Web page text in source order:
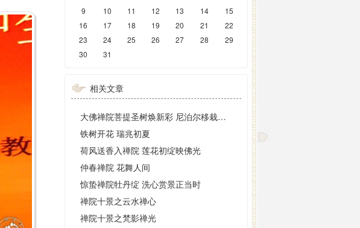
9
10 11 12 13 14
15
16
17 18 19 20 21
22
23
24 25 26 27 28
29
30
31
相关文章
大佛禅院菩提圣树焕新彩 尼泊尔移栽二十载现金叶奇观
铁树开花 瑞兆初夏
荷风送香入禅院 莲花初绽映佛光
仲春禅院 花舞人间
惊蛰禅院牡丹绽 洗心赏景正当时
禅院十景之云水禅心
禅院十景之梵影禅光